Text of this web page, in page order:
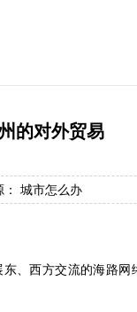
的对外贸易
城市怎么办
、西方交流的海路